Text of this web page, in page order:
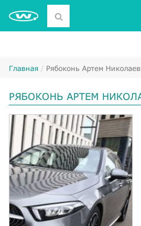
Главная Рябоконь Артем
РЯБОКОНЬ АРТЕМ